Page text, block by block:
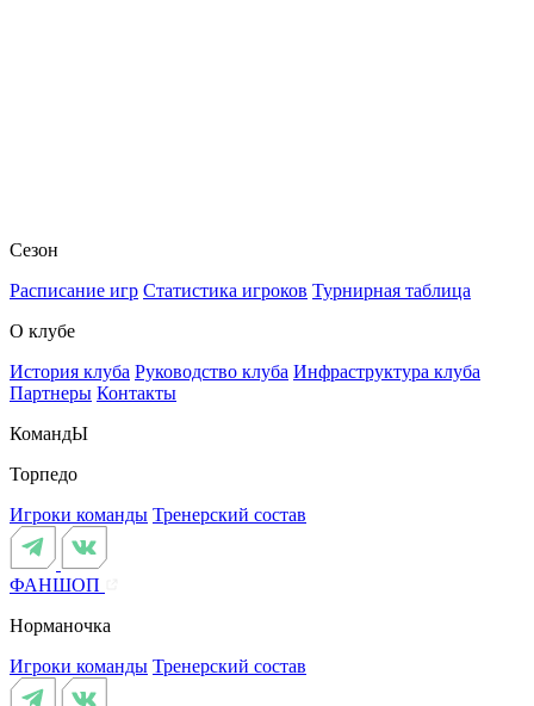
Сезон
Расписание игр Статистика игроков Турнирная таблица
О клубе
История клуба Руководство клуба Инфраструктура клуба
Партнеры Контакты
КомандЫ
Торпедо
Игроки команды Тренерский состав
ФАНШОП
Норманочка
Игроки команды Тренерский состав